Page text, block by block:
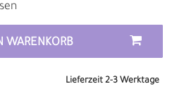
WARENKORB
Lieferzeit 2-3 Werktage